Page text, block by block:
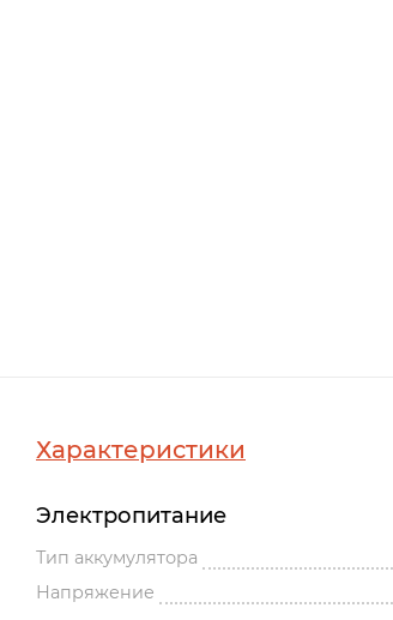
Характеристики
Электропитание
Тип аккумулятора
Напряжение